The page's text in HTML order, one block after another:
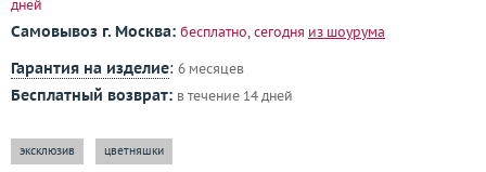
дней
Самовывоз г. Москва: бесплатно, сегодня из шоурума
Гарантия на изделие: 6 месяцев
Бесплатный возврат: в течение 14 дней
эксклюзив цветняшки